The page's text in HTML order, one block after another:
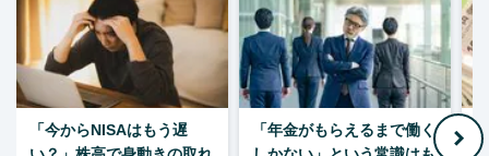
「今からNISAはもう遅
「年金がもらえるまで働く